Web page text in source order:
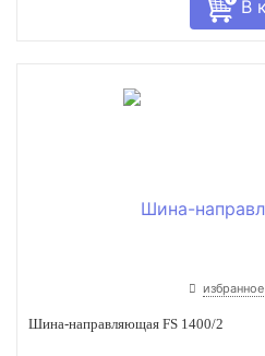
избранное
Шина-направляющая FS 1400/2